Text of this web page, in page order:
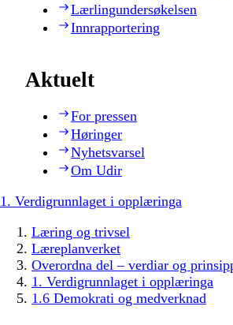
Lærlingundersøkelsen
Innrapportering
Aktuelt
For pressen
Høringer
Nyhetsvarsel
Om Udir
1. Verdigrunnlaget i opplæringa
Læring og trivsel
Læreplanverket
Overordna del – verdiar og
1. Verdigrunnlaget i opplæringa
1.6 Demokrati og medverknad